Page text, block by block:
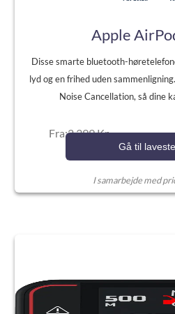
Apple
Disse smarte bluetooth-
lyd og en frihed uden
Noise Cancellation, så dine
Fra:2.399 Kr.
Gå til
I samarbejde med